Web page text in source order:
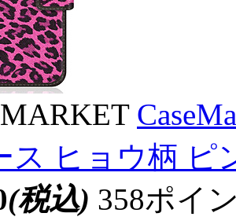
ス ヒョウ柄 ピ
(税込) 358ポイ